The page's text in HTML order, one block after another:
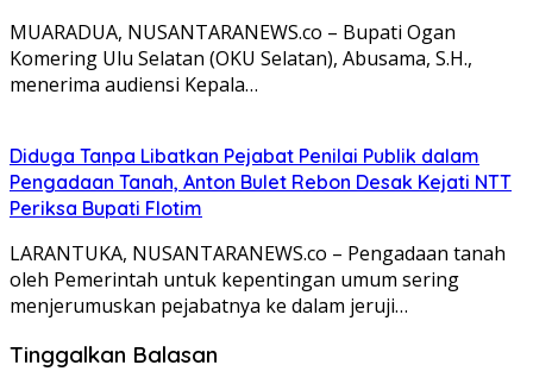
MUARADUA, NUSANTARANEWS.co – Bupati Ogan
Komering Ulu Selatan (OKU Selatan), Abusama, S.H.,
menerima audiensi Kepala…
Diduga Tanpa Libatkan Pejabat Penilai Publik dalam
Pengadaan Tanah, Anton Bulet Rebon Desak Kejati NTT
Periksa Bupati Flotim
LARANTUKA, NUSANTARANEWS.co – Pengadaan tanah
oleh Pemerintah untuk kepentingan umum sering
menjerumuskan pejabatnya ke dalam jeruji…
Tinggalkan Balasan